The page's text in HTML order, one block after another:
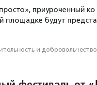
приуроченный
площадке будут
и доброволь­чест­во